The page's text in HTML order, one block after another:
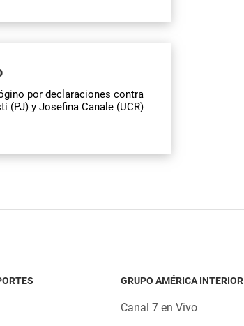
por declaraciones contra
(PJ) y Josefina Canale (UCR)
GRUPO AMÉRICA INTERIOR
Canal 7 en Vivo